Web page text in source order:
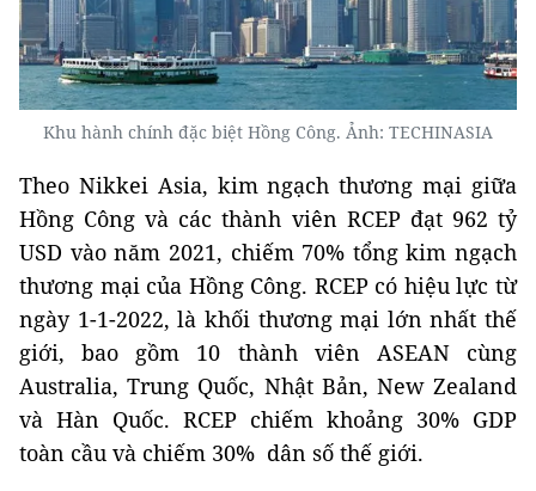
Khu hành chính đặc biệt Hồng Công. Ảnh: TECHINASIA
Theo Nikkei Asia, kim ngạch thương mại giữa
Hồng Công và các thành viên RCEP đạt 962 tỷ
USD vào năm 2021, chiếm 70% tổng kim ngạch
thương mại của Hồng Công. RCEP có hiệu lực từ
ngày 1-1-2022, là khối thương mại lớn nhất thế
giới, bao gồm 10 thành viên ASEAN cùng
Australia, Trung Quốc, Nhật Bản, New Zealand
và Hàn Quốc. RCEP chiếm khoảng 30% GDP
toàn cầu và chiếm 30% dân số thế giới.